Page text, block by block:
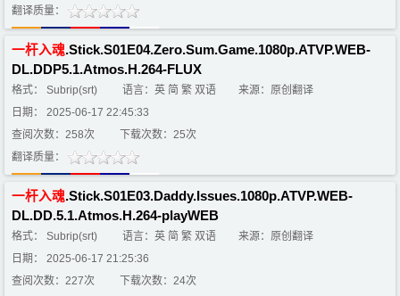
翻译质量：
一杆入魂.Stick.S01E04.Zero.Sum.Game.1080p.ATVP.WEB-
DL.DDP5.1.Atmos.H.264-FLUX
格式： Subrip(srt) 语言：英 简 繁 双语
来源：原创翻译
日期： 2025-06-17 22:45:33
查阅次数：258次
下载次数：25次
翻译质量：
一杆入魂.Stick.S01E03.Daddy.Issues.1080p.ATVP.WEB-
DL.DD.5.1.Atmos.H.264-playWEB
格式： Subrip(srt) 语言：英 简 繁 双语
来源：原创翻译
日期： 2025-06-17 21:25:36
查阅次数：227次
下载次数：24次